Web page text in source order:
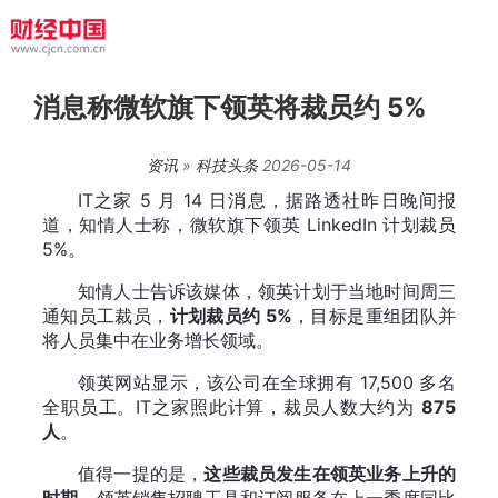
消息称微软旗下领英将裁员约 5%
资讯 » 科技头条2026-05-14
IT之家 5 月 14 日消息，据路透社昨日晚间报
道，知情人士称，微软旗下领英 LinkedIn 计划裁员
5%。
知情人士告诉该媒体，领英计划于当地时间周三
通知员工裁员， 计划裁员约 5% ，目标是重组团队并
将人员集中在业务增长领域。
领英网站显示，该公司在全球拥有 17,500 多名
全职员工。IT之家照此计算，裁员人数大约为 875
人。
值得一提的是，这些裁员发生在领英业务上升的